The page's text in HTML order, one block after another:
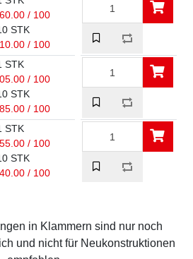
/ 100
STK
/ 100
STK
/ 100
STK
/ 100
STK
/ 100
STK
/ 100
in Klammern sind nur noch
und nicht für Neukonstruktionen